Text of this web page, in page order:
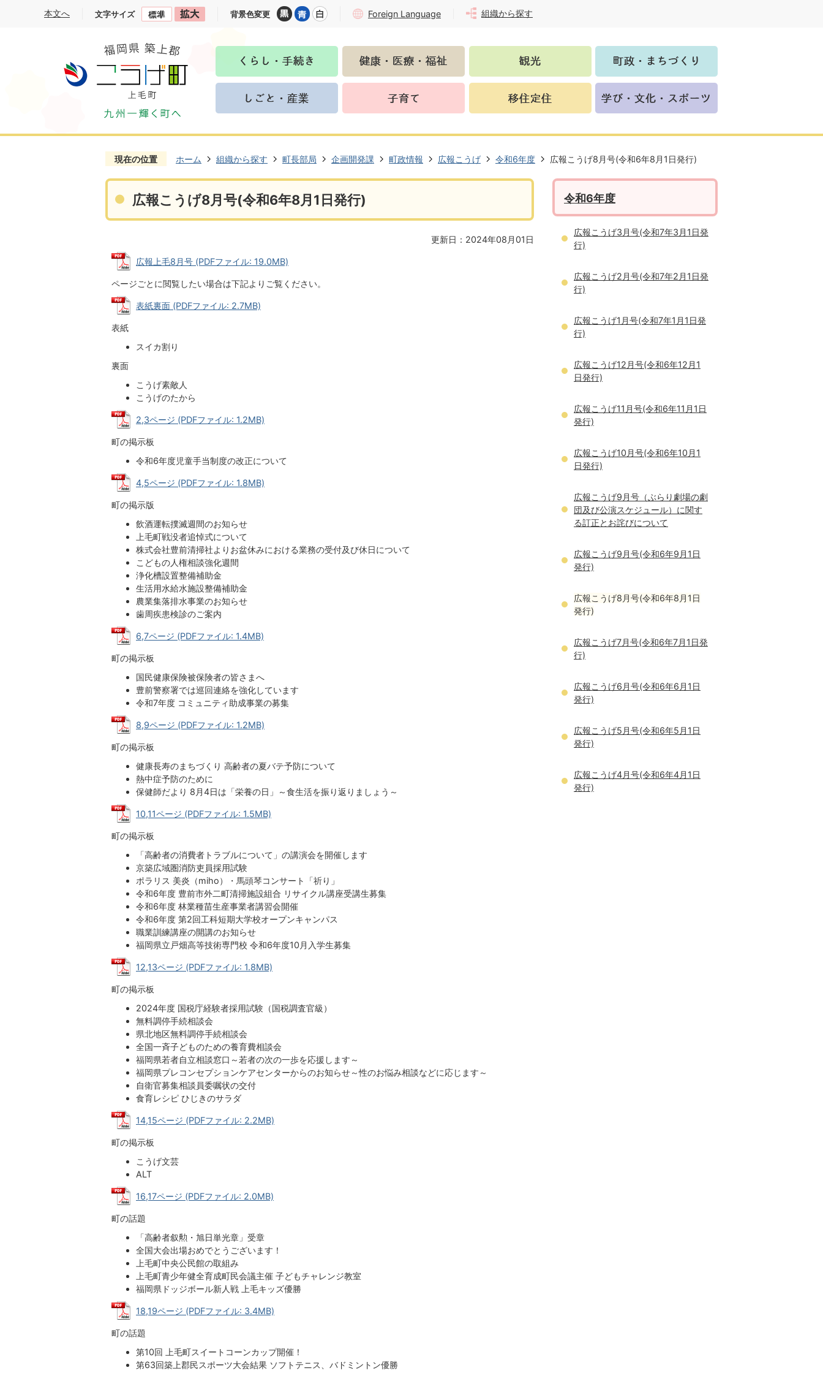
本文へ 文字サイズ 背景色変更 Foreign Language 組織から探す
現在の位置 ホーム 組織から探す 町長部局 企画開発課 町政情報 広報こうげ 令和6年度 広報こうげ8月号(令和6年8月1日発行)
広報こうげ8月号(令和6年8月1日発行)
更新日：2024年08月01日
広報上毛8月号 (PDFファイル: 19.0MB)
ページごとに閲覧したい場合は下記よりご覧ください。
表紙裏面 (PDFファイル: 2.7MB)
表紙
スイカ割り
裏面
こうげ素敵人
こうげのたから
2,3ページ (PDFファイル: 1.2MB)
町の掲示板
令和6年度児童手当制度の改正について
4,5ページ (PDFファイル: 1.8MB)
町の掲示版
飲酒運転撲滅週間のお知らせ
上毛町戦没者追悼式について
株式会社豊前清掃社よりお盆休みにおける業務の受付及び休日について
こどもの人権相談強化週間
浄化槽設置整備補助金
生活用水給水施設整備補助金
農業集落排水事業のお知らせ
歯周疾患検診のご案内
6,7ページ (PDFファイル: 1.4MB)
町の掲示板
国民健康保険被保険者の皆さまへ
豊前警察署では巡回連絡を強化しています
令和7年度 コミュニティ助成事業の募集
8,9ページ (PDFファイル: 1.2MB)
町の掲示板
健康長寿のまちづくり 高齢者の夏バテ予防について
熱中症予防のために
保健師だより 8月4日は「栄養の日」～食生活を振り返りましょう～
10,11ページ (PDFファイル: 1.5MB)
町の掲示板
「高齢者の消費者トラブルについて」の講演会を開催します
京築広域圏消防吏員採用試験
ポラリス 美炎（miho）・馬頭琴コンサート「祈り」
令和6年度 豊前市外二町清掃施設組合 リサイクル講座受講生募集
令和6年度 林業種苗生産事業者講習会開催
令和6年度 第2回工科短期大学校オープンキャンパス
職業訓練講座の開講のお知らせ
福岡県立戸畑高等技術専門校 令和6年度10月入学生募集
12,13ページ (PDFファイル: 1.8MB)
町の掲示板
2024年度 国税庁経験者採用試験（国税調査官級）
無料調停手続相談会
県北地区無料調停手続相談会
全国一斉子どものための養育費相談会
福岡県若者自立相談窓口～若者の次の一歩を応援します～
福岡県プレコンセプションケアセンターからのお知らせ～性のお悩み相談などに応じます～
自衛官募集相談員委嘱状の交付
食育レシピ ひじきのサラダ
14,15ページ (PDFファイル: 2.2MB)
町の掲示板
こうげ文芸
ALT
16,17ページ (PDFファイル: 2.0MB)
町の話題
「高齢者叙勲・旭日単光章」受章
全国大会出場おめでとうございます！
上毛町中央公民館の取組み
上毛町青少年健全育成町民会議主催 子どもチャレンジ教室
福岡県ドッジボール新人戦 上毛キッズ優勝
18,19ページ (PDFファイル: 3.4MB)
町の話題
第10回 上毛町スイートコーンカップ開催！
第63回築上郡民スポーツ大会結果 ソフトテニス、バドミントン優勝
令和6年度
広報こうげ3月号(令和7年3月1日発
行)
広報こうげ2月号(令和7年2月1日発
行)
広報こうげ1月号(令和7年1月1日発
行)
広報こうげ12月号(令和6年12月1
日発行)
広報こうげ11月号(令和6年11月1日
発行)
広報こうげ10月号(令和6年10月1
日発行)
広報こうげ9月号（ぶらり劇場の劇
団及び公演スケジュール）に関す
る訂正とお詫びについて
広報こうげ9月号(令和6年9月1日
発行)
広報こうげ8月号(令和6年8月1日
発行)
広報こうげ7月号(令和6年7月1日発
行)
広報こうげ6月号(令和6年6月1日
発行)
広報こうげ5月号(令和6年5月1日
発行)
広報こうげ4月号(令和6年4月1日
発行)